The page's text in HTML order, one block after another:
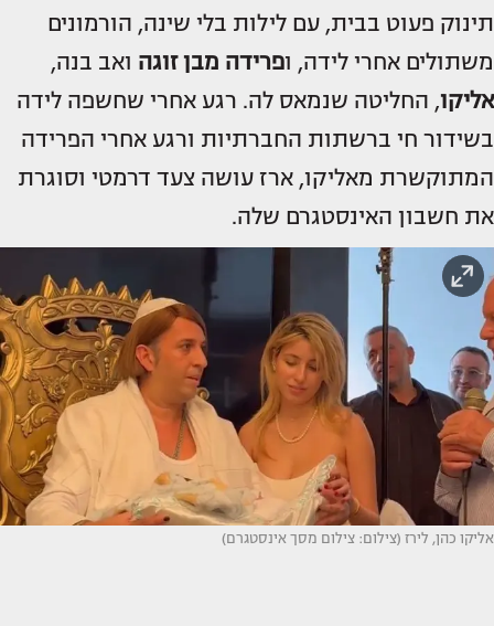
תינוק פעוט בבית, עם לילות בלי שינה, הורמונים
משתולים אחרי לידה, ופרידה מבן זוגה ואב בנה,
אליקו, החליטה שנמאס לה. רגע אחרי שחשפה לידה
בשידור חי ברשתות החברתיות ורגע אחרי הפרידה
המתוקשרת מאליקו, ארז עושה צעד דרמטי וסוגרת
את חשבון האינסטגרם שלה.
אליקו כהן, לירז (צילום: צילום מסך אינסטגרם)